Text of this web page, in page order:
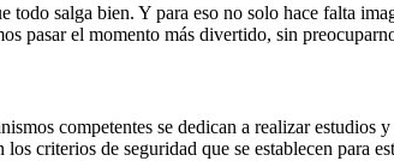
todo salga bien. Y para eso no solo hace falta
pasar el momento más divertido, sin
competentes se dedican a realizar
criterios de seguridad que se establecen para